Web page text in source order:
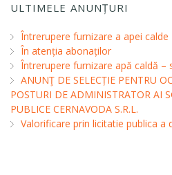
ULTIMELE ANUNȚURI
Întrerupere furnizare a apei calde
În atenția abonaților
Întrerupere furnizare apă caldă –
ANUNŢ DE SELECȚIE PENTRU
POSTURI DE ADMINISTRATOR AI
PUBLICE CERNAVODA S.R.L.
Valorificare prin licitatie publica a